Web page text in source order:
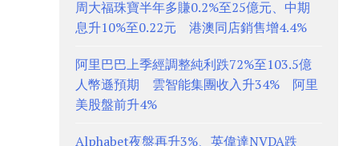
周大福珠寶半年多賺0.2%至25億元、中期
息升10%至0.22元 港澳同店銷售增4.4%
阿里巴巴上季經調整純利跌72%至103.5億
人幣遜預期 雲智能集團收入升34% 阿里
美股盤前升4%
Alphabet夜盤再升3%、英偉達NVDA跌